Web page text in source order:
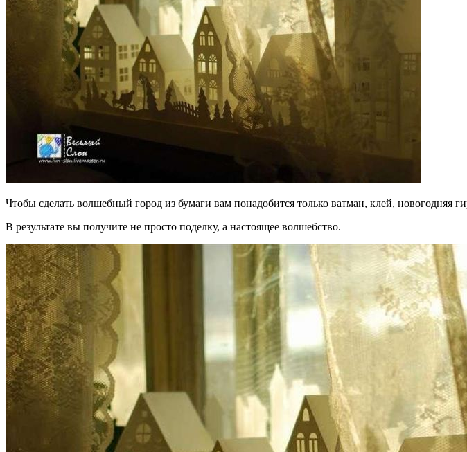
Чтобы сделать волшебный город из бумаги вам понадобится только ватман, клей, новогодняя
В результате вы получите не просто поделку, а настоящее волшебство.